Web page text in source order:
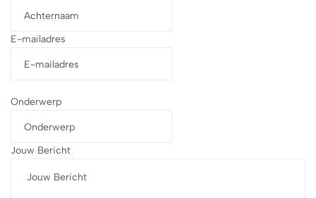
E-mailadres
Onderwerp
Jouw Bericht